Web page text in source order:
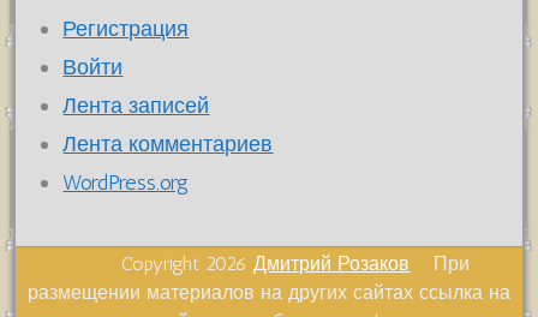
Регистрация
Войти
Лента записей
Лента комментариев
WordPress.org
Copyright 2026Дмитрий Розаков При
размещении материалов на других сайтах ссылка на